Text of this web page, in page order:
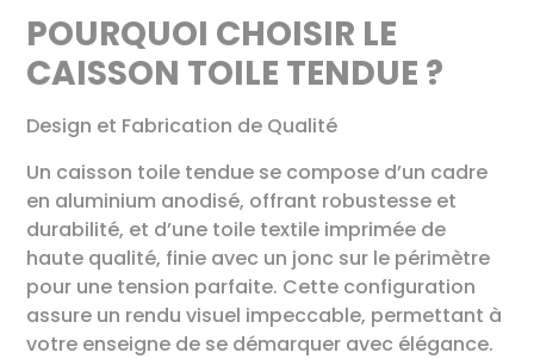
POURQUOI CHOISIR LE
CAISSON TOILE TENDUE ?
Design et Fabrication de Qualité
Un caisson toile tendue se compose d’un cadre
en aluminium anodisé, offrant robustesse et
durabilité, et d’une toile textile imprimée de
haute qualité, finie avec un jonc sur le périmètre
pour une tension parfaite. Cette configuration
assure un rendu visuel impeccable, permettant à
votre enseigne de se démarquer avec élégance.